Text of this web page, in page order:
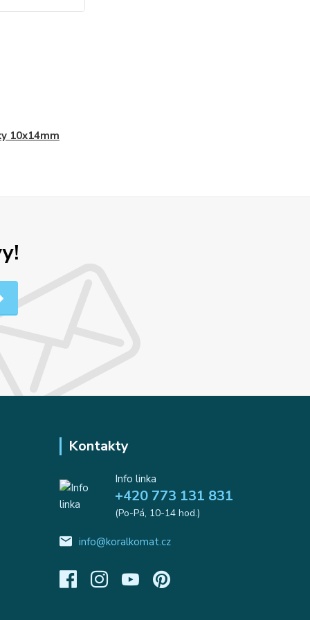
10x14mm
Kontakty
Info linka
+420 773 131 831
(Po-Pá, 10-14 hod.)
info@koralkomat.cz